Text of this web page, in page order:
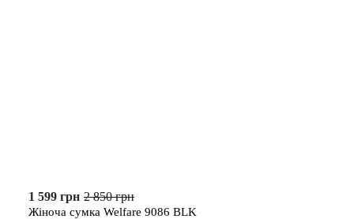
1 599 грн 2 850 грн
Жіноча сумка Welfare 9086 BLK